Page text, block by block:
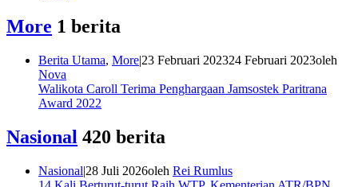
More 1 berita
Berita Utama, More|23 Februari 202324 Februari 2023oleh
Nova
Walikota Caroll Terima Penghargaan Jamsostek Paritrana
Award 2022
Nasional 420 berita
Nasional|28 Juli 2026oleh Rei Rumlus